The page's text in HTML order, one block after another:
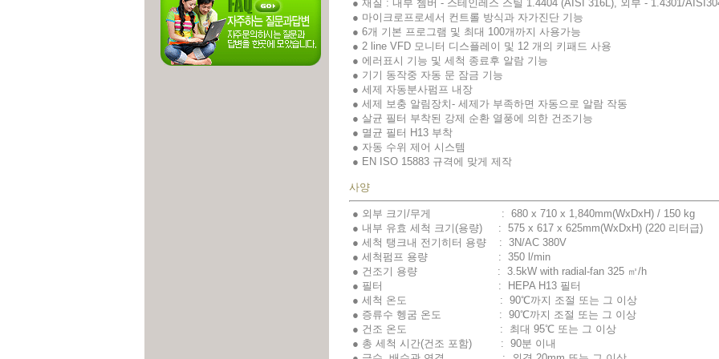
● 재질 : 내부 쳄버 - 스테인레스 스틸 1.4404 (AISI 316L), 외부 - 1.4301/
● 마이크로프로세서 컨트롤 방식과 자가진단 기능
● 6개 기본 프로그램 및 최대 100개까지 사용가능
● 2 line VFD 모니터 디스플레이 및 12 개의 키패드 사용
● 에러표시 기능 및 세척 종료후 알람 기능
● 기기 동작중 자동 문 잠금 기능
● 세제 자동분사펌프 내장
● 세제 보충 알림장치- 세제가 부족하면 자동으로 알람 작동
● 살균 필터 부착된 강제 순환 열풍에 의한 건조기능
● 멸균 필터 H13 부착
● 자동 수위 제어 시스템
● EN ISO 15883 규격에 맞게 제작
사양
● 외부 크기/무게 : 680 x 710 x 1,840mm(WxDxH) / 150 kg
● 내부 유효 세척 크기(용량) : 575 x 617 x 625mm(WxDxH) (220 리터급)
● 세척 탱크내 전기히터 용량 : 3N/AC 380V
● 세척펌프 용량 : 350 l/min
● 건조기 용량 : 3.5kW with radial-fan 325 ㎥/h
● 필터 : HEPA H13 필터
● 세척 온도 : 90℃까지 조절 또는 그 이상
● 증류수 헹굼 온도 : 90℃까지 조절 또는 그 이상
● 건조 온도 : 최대 95℃ 또는 그 이상
● 총 세척 시간(건조 포함) : 90분 이내